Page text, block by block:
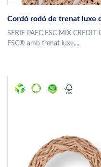
Cordó rodó de trenat luxe
SERIE PAEC FSC MIX
FSC® amb trenat luxe,...